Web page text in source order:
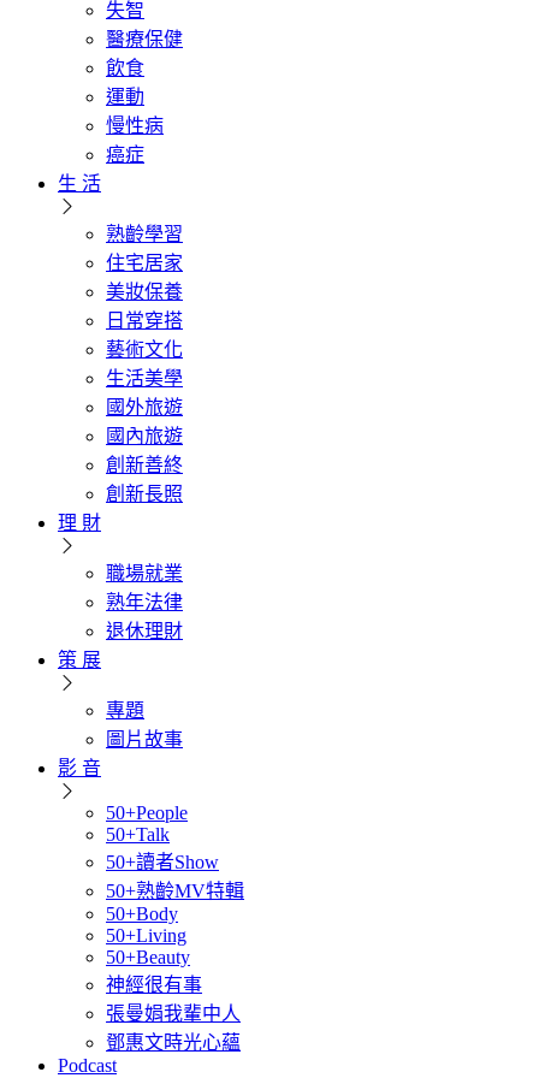
失智
醫療保健
飲食
運動
慢性病
癌症
生 活
熟齡學習
住宅居家
美妝保養
日常穿搭
藝術文化
生活美學
國外旅遊
國內旅遊
創新善終
創新長照
理 財
職場就業
熟年法律
退休理財
策 展
專題
圖片故事
影 音
50+People
50+Talk
50+讀者Show
50+熟齡MV特輯
50+Body
50+Living
50+Beauty
神經很有事
張曼娟我輩中人
鄧惠文時光心蘊
Podcast